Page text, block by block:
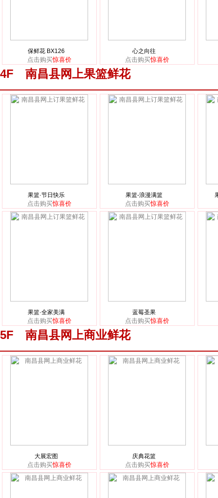
保鲜花 BX126
点击购买惊喜价
心之向往
点击购买惊喜价
4F 南昌县网上果篮鲜花
果篮·节日快乐
点击购买惊喜价
果篮-浪漫满篮
点击购买惊喜价
果篮·全家美满
点击购买惊喜价
蓝莓圣果
点击购买惊喜价
5F 南昌县网上商业鲜花
大展宏图
点击购买惊喜价
庆典花篮
点击购买惊喜价